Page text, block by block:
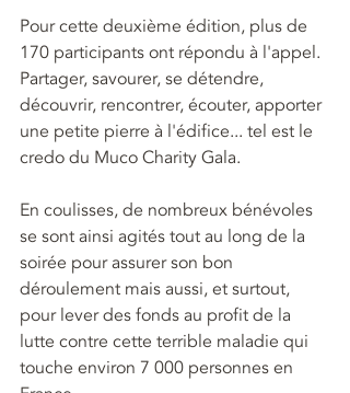
Pour cette deuxième édition, plus de
170 participants ont répondu à l'appel.
Partager, savourer, se détendre,
découvrir, rencontrer, écouter, apporter
une petite pierre à l'édifice... tel est le
credo du Muco Charity Gala.
En coulisses, de nombreux bénévoles
se sont ainsi agités tout au long de la
soirée pour assurer son bon
déroulement mais aussi, et surtout,
pour lever des fonds au profit de la
lutte contre cette terrible maladie qui
touche environ 7 000 personnes en